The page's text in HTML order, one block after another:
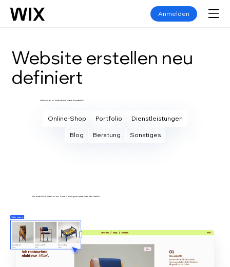
Anmelden
Website erstellen neu
definiert
Welche Art von Website möchtest du erstellen?
Online-Shop Portfolio Dienstleistungen
Blog Beratung Sonstiges
Probiere Wix kostenlos aus. Keine Zahlungsinformationen erforderlich.